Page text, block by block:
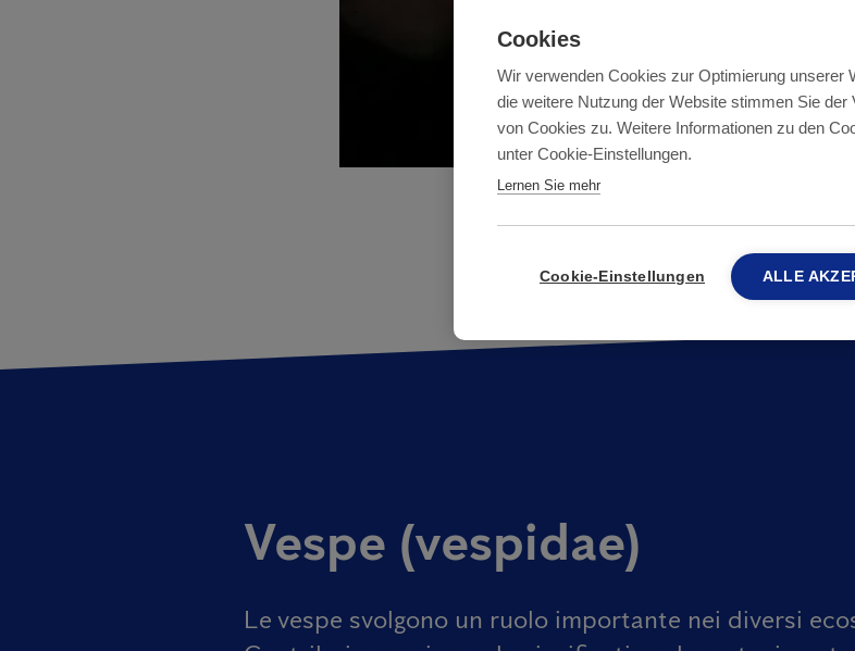
Vespe (vespidae)
Le vespe svolgono un ruolo importante nei diversi
Cookies
Wir verwenden Cookies zur Optimierung unserer
die weitere Nutzung der Website stimmen Sie der
von Cookies zu. Weitere Informationen zu den
unter Cookie-Einstellungen.
Lernen Sie mehr
Cookie-Einstellungen ALLE